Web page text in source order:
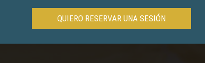
QUIERO RESERVAR UNA SESIÓN